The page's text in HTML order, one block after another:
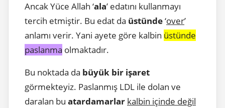
Ancak Yüce Allah ‘ala’ edatını kullanmayı
tercih etmiştir. Bu edat da üstünde‘over’
anlamı verir. Yani ayete göre kalbin üstünde
paslanma olmaktadır.
Bu noktada da büyük bir işaret
görmekteyiz. Paslanmış LDL ile dolan ve
daralan bu atardamarlar kalbin içinde değil